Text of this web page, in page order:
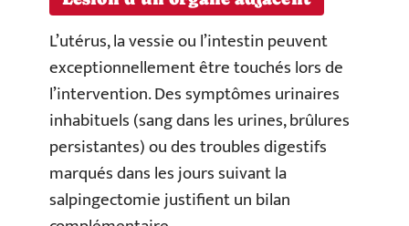
L’utérus, la vessie ou l’intestin peuvent
exceptionnellement être touchés lors de
l’intervention. Des symptômes urinaires
inhabituels (sang dans les urines, brûlures
persistantes) ou des troubles digestifs
marqués dans les jours suivant la
salpingectomie justifient un bilan